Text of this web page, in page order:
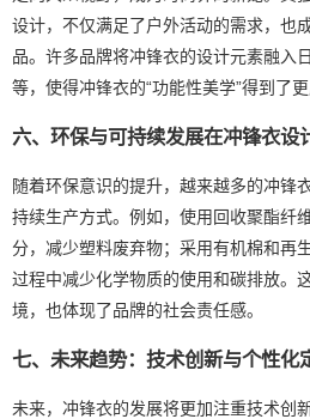
设计，不仅满足了户外活动的需求，也
品。许多品牌将冲锋衣的设计元素融入
等，使得冲锋衣的“功能性美学”得到了
六、环保与可持续发展在冲锋衣设
随着环保意识的提升，越来越多的冲锋
持续生产方式。例如，使用回收聚酯纤
分，减少塑料废弃物；采用有机棉和再
过程中减少化学物质的使用和碳排放。
境，也体现了品牌的社会责任感。
七、未来趋势：技术创新与个性化
未来，冲锋衣的发展将更加注重技术创